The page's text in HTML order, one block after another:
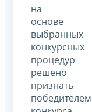
на
основе
выбранных
конкурсных
процедур
решено
признать
победителем